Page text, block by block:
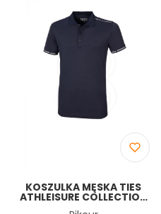
KOSZULKA MĘSKA TIES
ATHLEISURE COLLECTION